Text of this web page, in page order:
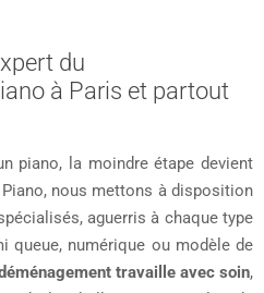
du
à Paris et partout
piano, la moindre étape devient
nous mettons à disposition
aguerris à chaque type
queue, numérique ou modèle de
travaille avec soin,